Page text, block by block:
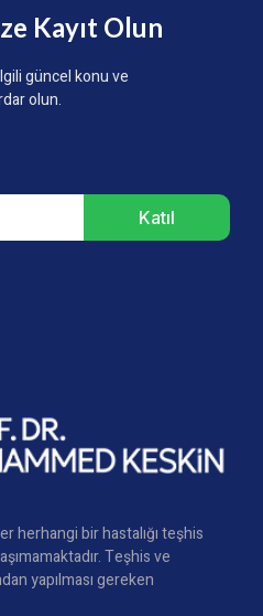
Kayıt Olun
güncel konu ve
olun.
Katıl
herhangi bir hastalığı teşhis
Teşhis ve
yapılması gereken